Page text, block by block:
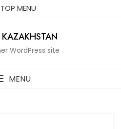
TOP MENU
WordPress site
MENU